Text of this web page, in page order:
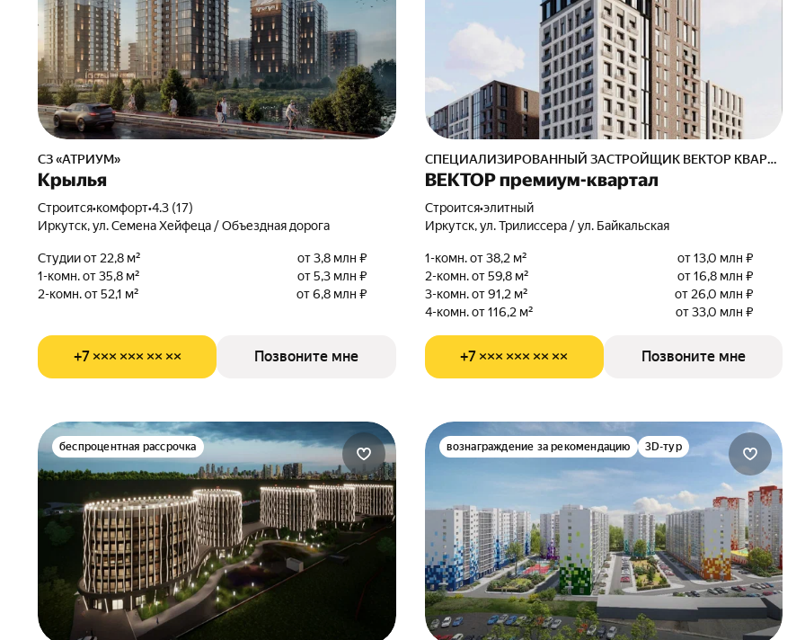
СЗ «АТРИУМ»
Крылья
Строится•комфорт•4.3 (17)
Иркутск, ул. Семена Хейфеца / Объездная дорога
Студии от 22,8 м²
от 3,8 млн ₽
1-комн. от 35,8 м²
от 5,3 млн ₽
2-комн. от 52,1 м²
от 6,8 млн ₽
+7 ××× ××× ×× ×× Позвоните мне
СПЕЦИАЛИЗИРОВАННЫЙ ЗАСТРОЙЩИК ВЕКТОР КВАРТАЛ
ВЕКТОР премиум-квартал
Строится•элитный
Иркутск, ул. Трилиссера / ул. Байкальская
1-комн. от 38,2 м²
от 13,0 млн ₽
2-комн. от 59,8 м²
от 16,8 млн ₽
3-комн. от 91,2 м²
от 26,0 млн ₽
4-комн. от 116,2 м²
от 33,0 млн ₽
+7 ××× ××× ×× ×× Позвоните мне
беспроцентная рассрочка вознаграждение за рекомендацию 3D-тур